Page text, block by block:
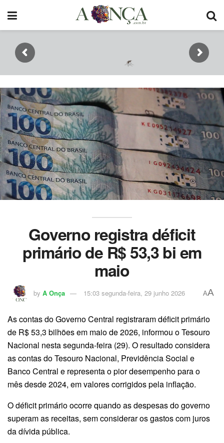
Governo registra déficit
primário de R$ 53,3 bi em
maio
by A Onça 15:03 segunda-feira, 29 junho 2026 AA
As contas do Governo Central registraram déficit primário
de R$ 53,3 bilhões em maio de 2026, informou o Tesouro
Nacional nesta segunda-feira (29). O resultado considera
as contas do Tesouro Nacional, Previdência Social e
Banco Central e representa o pior desempenho para o
mês desde 2024, em valores corrigidos pela inflação.
O déficit primário ocorre quando as despesas do governo
superam as receitas, sem considerar os gastos com juros
da dívida pública.